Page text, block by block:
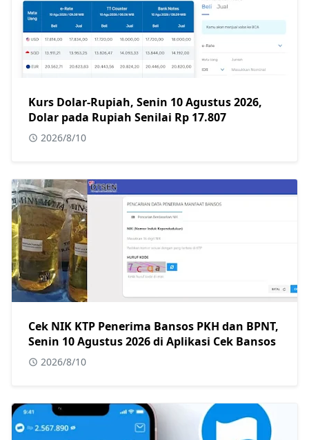
Kurs Dolar-Rupiah, Senin 10 Agustus 2026,
Dolar pada Rupiah Senilai Rp 17.807
2026/8/10
Cek NIK KTP Penerima Bansos PKH dan BPNT,
Senin 10 Agustus 2026 di Aplikasi Cek Bansos
2026/8/10